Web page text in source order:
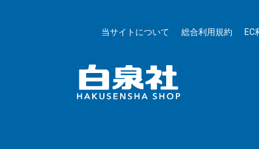
当サイトについて 総合利用規約 EC